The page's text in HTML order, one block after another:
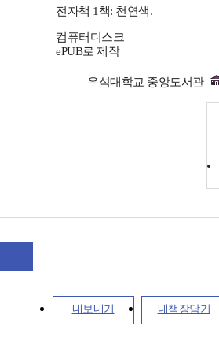
전자책 1책: 천연색.
컴퓨터디스크
ePUB로 제작
우석대학교 중앙도서관
내보내기 내책장담기